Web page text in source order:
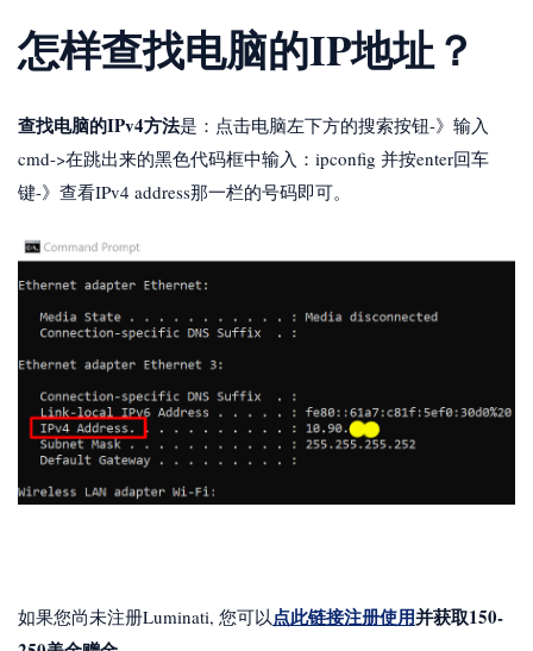
怎样查找电脑的IP地址？
查找电脑的IPv4方法是：点击电脑左下方的搜索按钮-》输入
cmd->在跳出来的黑色代码框中输入：ipconfig 并按enter回车
键-》查看IPv4 address那一栏的号码即可。
如果您尚未注册Luminati, 您可以点此链接注册使用并获取150-